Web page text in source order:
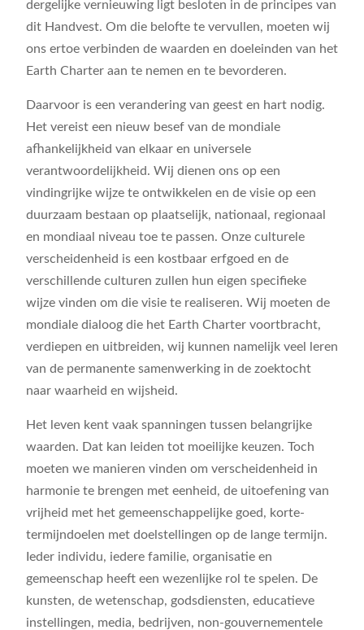
dergelijke vernieuwing ligt besloten in de principes van
dit Handvest. Om die belofte te vervullen, moeten wij
ons ertoe verbinden de waarden en doeleinden van het
Earth Charter aan te nemen en te bevorderen.
Daarvoor is een verandering van geest en hart nodig.
Het vereist een nieuw besef van de mondiale
afhankelijkheid van elkaar en universele
verantwoordelijkheid. Wij dienen ons op een
vindingrijke wijze te ontwikkelen en de visie op een
duurzaam bestaan op plaatselijk, nationaal, regionaal
en mondiaal niveau toe te passen. Onze culturele
verscheidenheid is een kostbaar erfgoed en de
verschillende culturen zullen hun eigen specifieke
wijze vinden om die visie te realiseren. Wij moeten de
mondiale dialoog die het Earth Charter voortbracht,
verdiepen en uitbreiden, wij kunnen namelijk veel leren
van de permanente samenwerking in de zoektocht
naar waarheid en wijsheid.
Het leven kent vaak spanningen tussen belangrijke
waarden. Dat kan leiden tot moeilijke keuzen. Toch
moeten we manieren vinden om verscheidenheid in
harmonie te brengen met eenheid, de uitoefening van
vrijheid met het gemeenschappelijke goed, korte-
termijndoelen met doelstellingen op de lange termijn.
Ieder individu, iedere familie, organisatie en
gemeenschap heeft een wezenlijke rol te spelen. De
kunsten, de wetenschap, godsdiensten, educatieve
instellingen, media, bedrijven, non-gouvernementele